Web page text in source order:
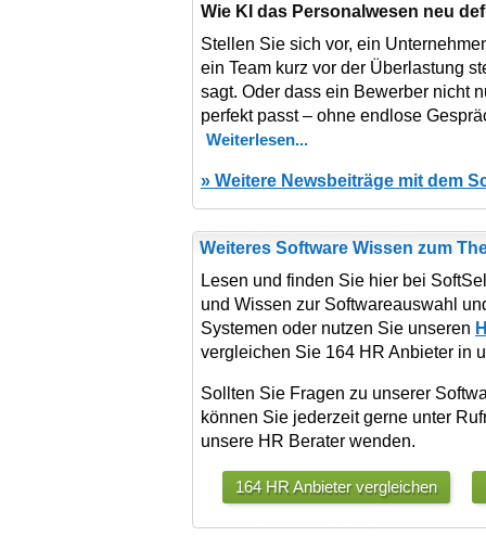
Wie KI das Personalwesen neu
Stellen Sie sich vor, ein
ein Team kurz vor der Überlastung
sagt. Oder dass ein Bewerber nicht
perfekt passt – ohne endlose
Weiterlesen
» Weitere Newsbeiträge mit dem
Weiteres Software Wissen zum
Lesen und finden Sie hier bei
und Wissen zur Softwareauswahl
Systemen oder nutzen Sie unseren
vergleichen Sie 164 HR Anbieter in
Sollten Sie Fragen zu unserer
können Sie jederzeit gerne unter
unsere HR Berater wenden.
164 HR Anbieter vergleichen